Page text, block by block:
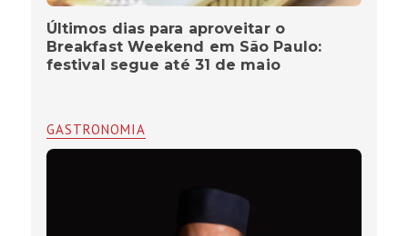
Últimos dias para aproveitar o
Breakfast Weekend em São Paulo:
festival segue até 31 de maio
GASTRONOMIA